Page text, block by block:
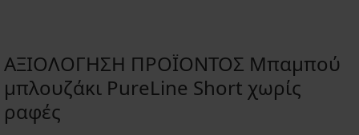
ΑΞΙΟΛΟΓΗΣΗ ΠΡΟΪΟΝΤΟΣ Μπαμπού
μπλουζάκι PureLine Short χωρίς
ραφές